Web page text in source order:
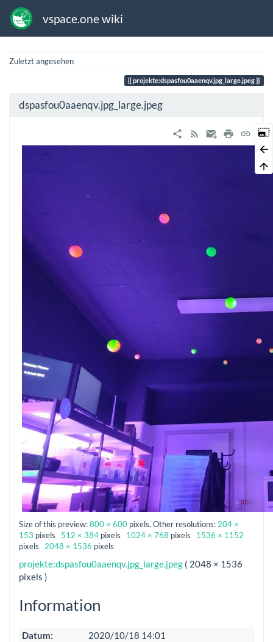
vspace.one wiki
Zuletzt angesehen
projekte:dspasfou0aaenqv.jpg_large.jpeg
dspasfou0aaenqv.jpg_large.jpeg
Size of this preview:800 × 600 pixels. Other resolutions: 204 ×
153 pixels 512 × 384 pixels 1024 × 768 pixels 1536 × 1152
pixels 2048 × 1536 pixels
projekte:dspasfou0aaenqv.jpg_large.jpeg ( 2048 × 1536
pixels )
Information
Datum:
2020/10/18 14:01